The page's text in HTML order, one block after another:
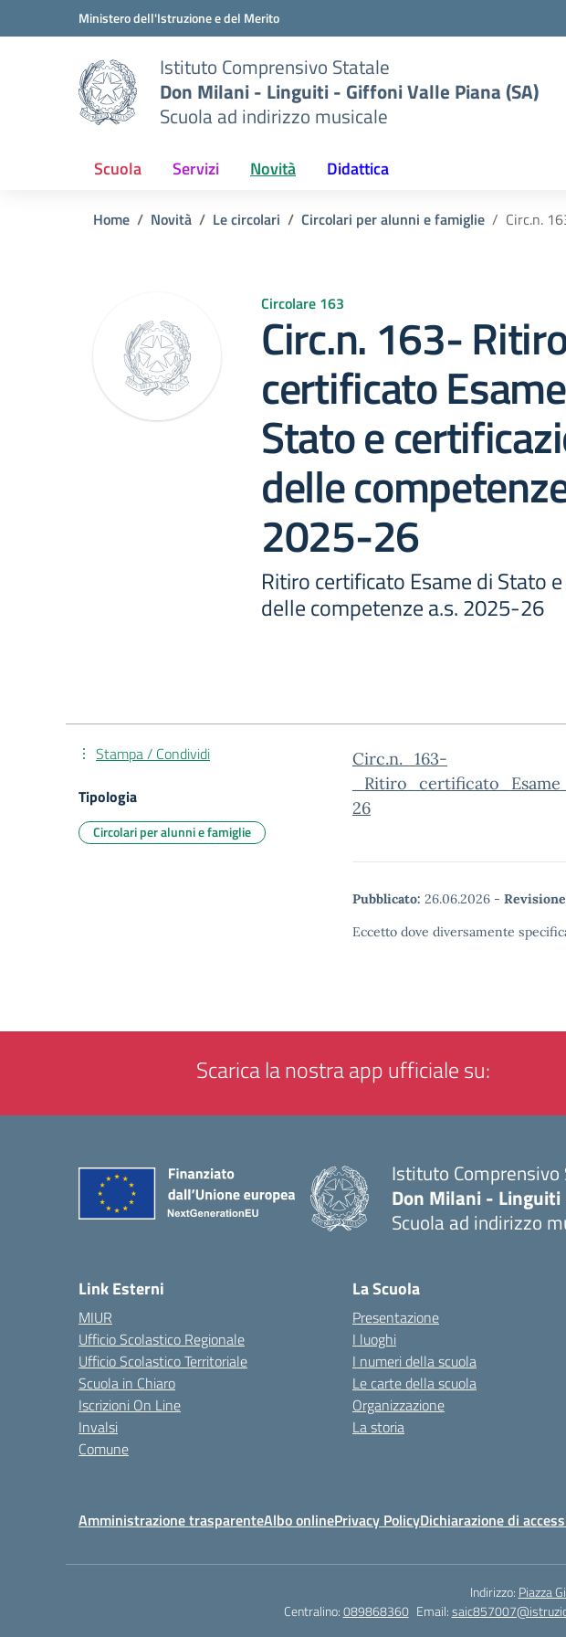
Vai ai contenuti
Vai al menu di navigazioneMinistero dell'Istruzione e del Merito
Istituto Comprensivo Statale
Don Milani - Linguiti - Giffoni Valle Piana (SA)
Scuola ad indirizzo musicale
Scuola Servizi Novità Didattica
Home Novità Le circolari Circolari per alunni e famiglie Circ.n.
Circolare 163
Circ.n. 163-
certificato
Stato e
delle
2025-26
Ritiro certificato Esame di Stato
delle competenze a.s. 2025-26
Circ.n._163-
26
Pubblicato: 26.06.2026 -
Eccetto dove diversamente
Stampa / Condividi
Tipologia
Circolari per alunni e famiglie
Scarica la nostra app ufficiale su:
Istituto Comprensivo
Don Milani -
Scuola ad indirizzo
Link Esterni
MIUR
Ufficio Scolastico Regionale
Ufficio Scolastico Territoriale
Scuola in Chiaro
Iscrizioni On Line
Invalsi
Comune
La Scuola
Presentazione
I luoghi
I numeri della scuola
Le carte della scuola
Organizzazione
La storia
Amministrazione trasparenteAlbo onlinePrivacy PolicyDichiarazione di
Indirizzo: Piazza
Centralino:089868360 Email: